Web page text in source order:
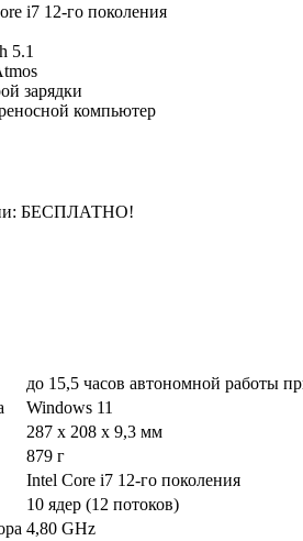
i7 12-го поколения
5.1
зарядки
компьютер
БЕСПЛАТНО!
до 15,5 часов автономной работы
Windows 11
287 x 208 x 9,3 мм
879 г
Intel Core i7 12-го поколения
10 ядер (12 потоков)
4,80 GHz